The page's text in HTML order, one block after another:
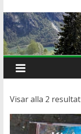
Visar alla 2 resultat